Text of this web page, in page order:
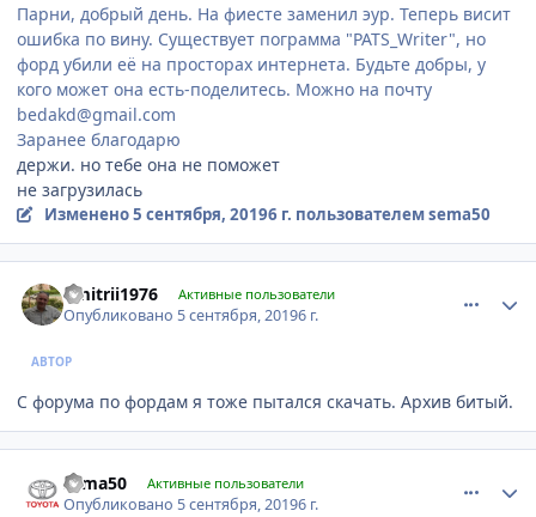
Парни, добрый день. На фиесте заменил эур. Теперь висит
ошибка по вину. Существует пограмма "PATS_Writer", но
форд убили её на просторах интернета. Будьте добры, у
кого может она есть-поделитесь. Можно на почту
bedakd@gmail.com
Заранее благодарю
держи. но тебе она не поможет
не загрузилась
Изменено5 сентября, 20196 г. пользователем sema50
dmitrii1976 Активные пользователи
Опубликовано 5 сентября, 20196 г.
АВТОР
С форума по фордам я тоже пытался скачать. Архив битый.
sema50 Активные пользователи
Опубликовано 5 сентября, 20196 г.